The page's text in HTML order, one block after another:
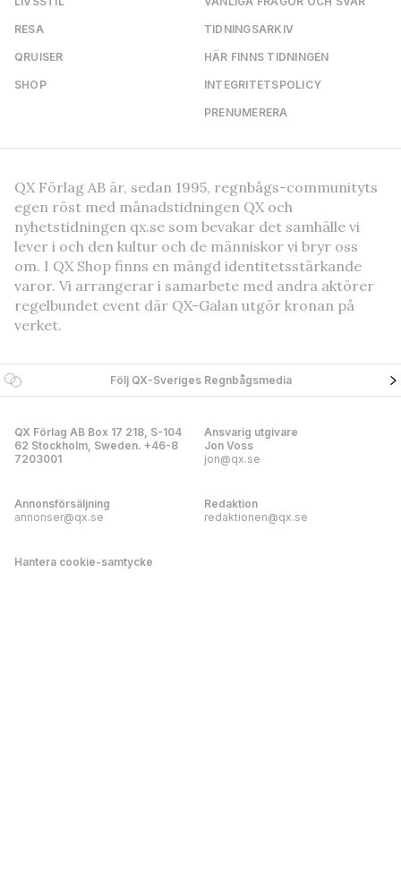
RESA
QRUISER
SHOP
TIDNINGSARKIV
HÄR FINNS TIDNINGEN
INTEGRITETSPOLICY
PRENUMERERA
QX Förlag AB är, sedan 1995, regnbågs-communityts
egen röst med månadstidningen QX och
nyhetstidningen qx.se som bevakar det samhälle vi
lever i och den kultur och de människor vi bryr oss
om. I QX Shop finns en mängd identitetsstärkande
varor. Vi arrangerar i samarbete med andra aktörer
regelbundet event där QX-Galan utgör kronan på
verket.
Följ QX-Sveriges Regnbågsmedia
QX Förlag AB Box 17 218, S-104
62 Stockholm, Sweden. +46-8
7203001
Ansvarig utgivare
Jon Voss
jon@qx.se
Annonsförsäljning
annonser@qx.se
Redaktion
redaktionen@qx.se
Hantera cookie-samtycke